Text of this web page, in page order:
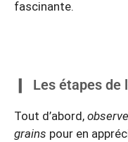
fascinante.
Les étapes de
Tout d’abord,
grains pour en